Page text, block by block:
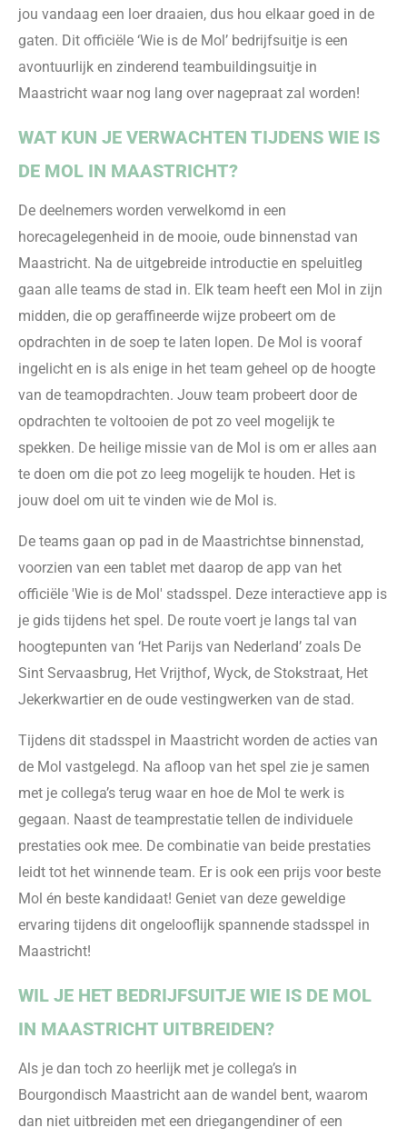
jou vandaag een loer draaien, dus hou elkaar goed in de
gaten. Dit officiële ‘Wie is de Mol’ bedrijfsuitje is een
avontuurlijk en zinderend teambuildingsuitje in
Maastricht waar nog lang over nagepraat zal worden!
WAT KUN JE VERWACHTEN TIJDENS WIE IS
DE MOL IN MAASTRICHT?
De deelnemers worden verwelkomd in een
horecagelegenheid in de mooie, oude binnenstad van
Maastricht. Na de uitgebreide introductie en speluitleg
gaan alle teams de stad in. Elk team heeft een Mol in zijn
midden, die op geraffineerde wijze probeert om de
opdrachten in de soep te laten lopen. De Mol is vooraf
ingelicht en is als enige in het team geheel op de hoogte
van de teamopdrachten. Jouw team probeert door de
opdrachten te voltooien de pot zo veel mogelijk te
spekken. De heilige missie van de Mol is om er alles aan
te doen om die pot zo leeg mogelijk te houden. Het is
jouw doel om uit te vinden wie de Mol is.
De teams gaan op pad in de Maastrichtse binnenstad,
voorzien van een tablet met daarop de app van het
officiële 'Wie is de Mol' stadsspel. Deze interactieve app is
je gids tijdens het spel. De route voert je langs tal van
hoogtepunten van ‘Het Parijs van Nederland’ zoals De
Sint Servaasbrug, Het Vrijthof, Wyck, de Stokstraat, Het
Jekerkwartier en de oude vestingwerken van de stad.
Tijdens dit stadsspel in Maastricht worden de acties van
de Mol vastgelegd. Na afloop van het spel zie je samen
met je collega’s terug waar en hoe de Mol te werk is
gegaan. Naast de teamprestatie tellen de individuele
prestaties ook mee. De combinatie van beide prestaties
leidt tot het winnende team. Er is ook een prijs voor beste
Mol én beste kandidaat! Geniet van deze geweldige
ervaring tijdens dit ongelooflijk spannende stadsspel in
Maastricht!
WIL JE HET BEDRIJFSUITJE WIE IS DE MOL
IN MAASTRICHT UITBREIDEN?
Als je dan toch zo heerlijk met je collega’s in
Bourgondisch Maastricht aan de wandel bent, waarom
dan niet uitbreiden met een driegangendiner of een